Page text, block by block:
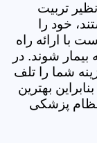
تربیت
خود را
با ارائه راه
شوند. در
شما را تلف
بهترین
پزشکی